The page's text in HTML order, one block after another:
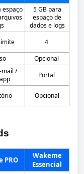
espaço
5 GB para
espaço de
dados e logs
4
Opcional
mail /
Portal
Opcional
PRO
Wakeme
Essencial